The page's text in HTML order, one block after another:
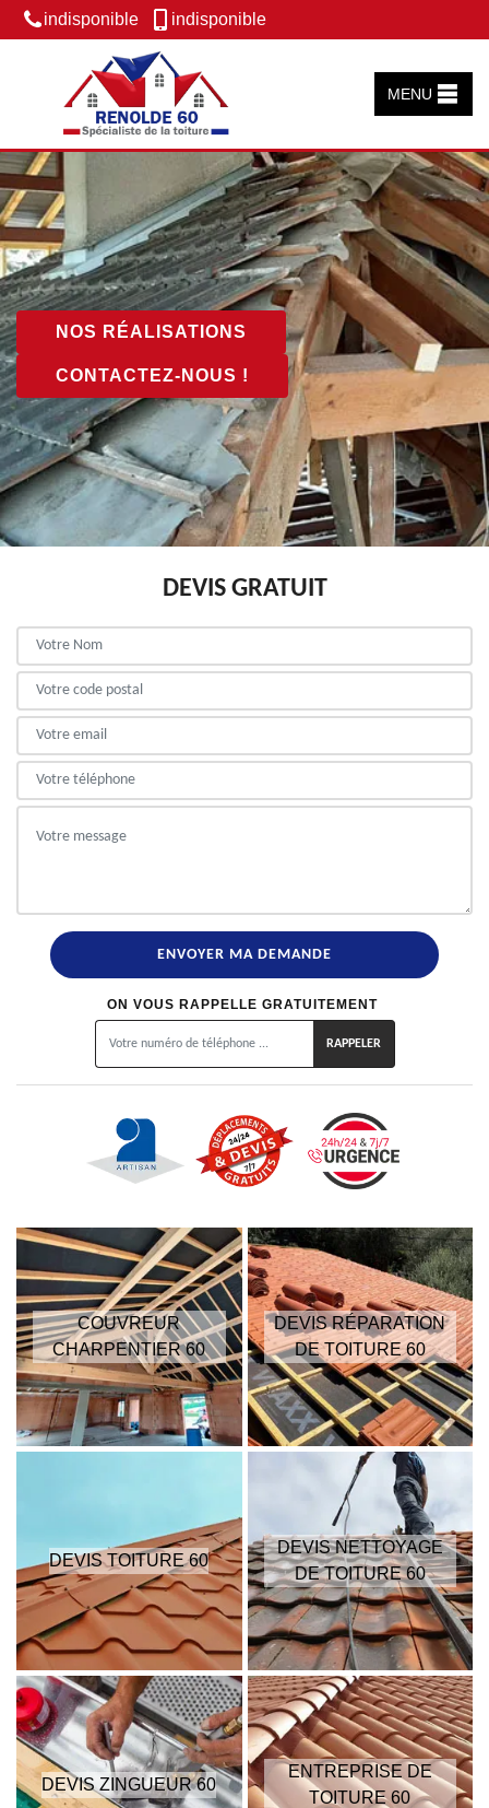
indisponible indisponible
MENU
NOS RÉALISATIONS
CONTACTEZ-NOUS !
DEVIS GRATUIT
ON VOUS RAPPELLE GRATUITEMENT
COUVREUR
CHARPENTIER 60
DEVIS RÉPARATION
DE TOITURE 60
DEVIS TOITURE 60
DEVIS NETTOYAGE
DE TOITURE 60
DEVIS ZINGUEUR 60
ENTREPRISE DE
TOITURE 60